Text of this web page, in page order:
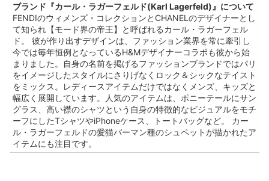
ブランド『カール・ラガーフェルド(Karl Lagerfeld)』について
FENDIのウィメンズ・コレクションとCHANELのデザイナーとし
て知られ【モード界の帝王】と呼ばれるカール・ラガーフェル
ド。 彼が作り出すデザインは、ファッション業界を常に牽引し
今では毎年恒例となっているH&Mデザイナーコラボも彼から始
まりました。自身の名前を掲げるファッションブランドではパリ
をイメージしたスタイルにさりげなくロック＆シックなテイスト
をミックス。レディースアイテムだけではなくメンズ、キッズと
幅広く展開しています。人気のアイテムは、ポニーテールにサン
グラス、高い襟のシャツという自身の特徴的なビジュアルをモチ
ーフにしたTシャツやiPhoneケース、トートバッグなど。 カー
ル・ラガーフェルドの愛猫バーマン種のシュペットが描かれたア
イテムにも注目です。